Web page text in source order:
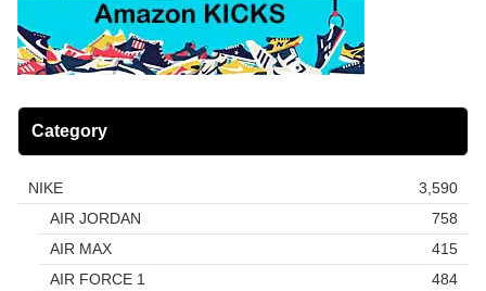
Category
NIKE
3,590
AIR JORDAN
758
AIR MAX
415
AIR FORCE 1
484